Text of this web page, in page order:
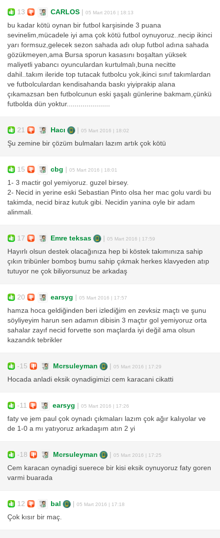
13 CARLOS 05 Mart 2016 | 18:13
bu kadar kötü oynan bir futbol karşisinde 3 puana
sevinelim,mücadele iyi ama çok kötü futbol oynuyoruz..necip ikinci
yarı formsuz,gelecek sezon sahada adı olup futbol adına sahada
gözükmeyen,ama Bursa sporun kasasını boşaltan yüksek
maliyetli yabancı oyunculardan kurtulmalı,buna necitte
dahil..takım ileride top tutacak futbolcu yok,ikinci sınıf takımlardan
ve futbolculardan kendisahanda baskı yiyiprakip alana
çıkamazsan ben futbolcunun eski şaşalı günlerine bakmam,çünkü
futbolda dün yoktur......................
21 Hacı 05 Mart 2016 | 18:02
Şu zemine bir çözüm bulmaları lazım artık çok kötü
15 cbg 05 Mart 2016 | 18:01
1- 3 mactir gol yemiyoruz. guzel birsey.
2- Necid in yerine eski Sebastian Pinto olsa her mac golu vardi bu
takimda, necid biraz kutuk gibi. Necidin yanina oyle bir adam
alinmali.
17 Emre teksas 05 Mart 2016 | 17:59
Hayırlı olsun destek olacağınıza hep bi köstek takımınıza sahip
çıkın tribünler bomboş bumu sahip çıkmak herkes klavyeden atıp
tutuyor ne çok biliyorsunuz be arkadaş
20 earsyg 05 Mart 2016 | 17:57
hamza hoca geldiğinden beri izlediğim en zevksiz maçtı ve şunu
söyliyeyim harun sen adamın dibisin 3 maçtır gol yemiyoruz orta
sahalar zayıf necid forvette son maçlarda iyi değil ama olsun
kazandık tebrikler
-15 Mcrsuleyman 05 Mart 2016 | 17:29
Hocada anladi eksik oynadigimizi cem karacani cikatti
-11 earsyg 05 Mart 2016 | 17:26
faty ve jem paul çok oynadı çıkmaları lazım çok ağır kalıyolar ve
de 1-0 a mı yatıyoruz arkadaşım atın 2 yi
-18 Mcrsuleyman 05 Mart 2016 | 17:25
Cem karacan oynadigi suerece bir kisi eksik oynuyoruz faty goren
varmi buarada
12 bal 05 Mart 2016 | 17:18
Çok kısır bir maç.